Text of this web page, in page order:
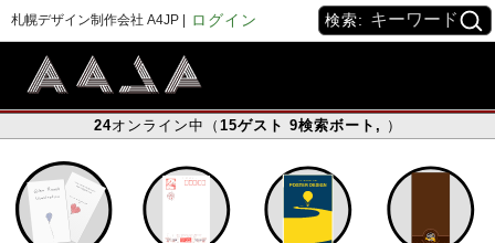
札幌デザイン制作会社 A4JP | ログイン 検索:
24オンライン中（ 15ゲスト 9検索ボート , ）